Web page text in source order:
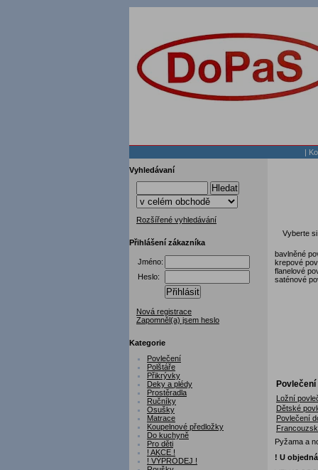
|
Vyhledávaní
Hledat
Rozšířené vyhledávání
Přihlášení zákazníka
Jméno:
Heslo:
Přihlásit
Nová registrace
Zapomněl(a) jsem heslo
Kategorie
Povlečení
Polštáře
Přikrývky
Deky a plédy
Prostěradla
Ručníky
Osušky
Matrace
Koupelnové předložky
Do kuchyně
Pro děti
! AKCE !
! VÝPRODEJ !
Vyberte
bavlněné
krepové
flanelové
saténové
Povlečení
Ložní
Dětské
Povlečení
Pyžama a
! U